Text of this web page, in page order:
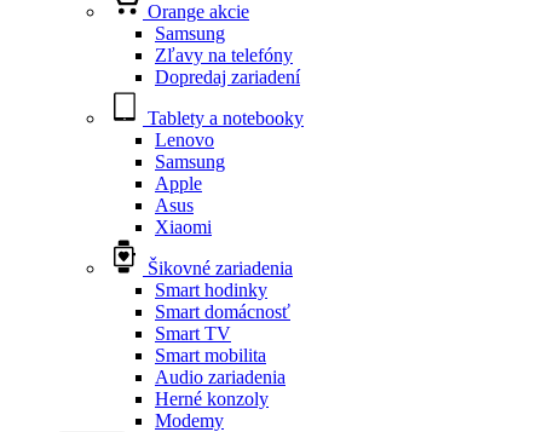
Orange akcie
Samsung
Zľavy na telefóny
Dopredaj zariadení
Tablety a notebooky
Lenovo
Samsung
Apple
Asus
Xiaomi
Šikovné zariadenia
Smart hodinky
Smart domácnosť
Smart TV
Smart mobilita
Audio zariadenia
Herné konzoly
Modemy